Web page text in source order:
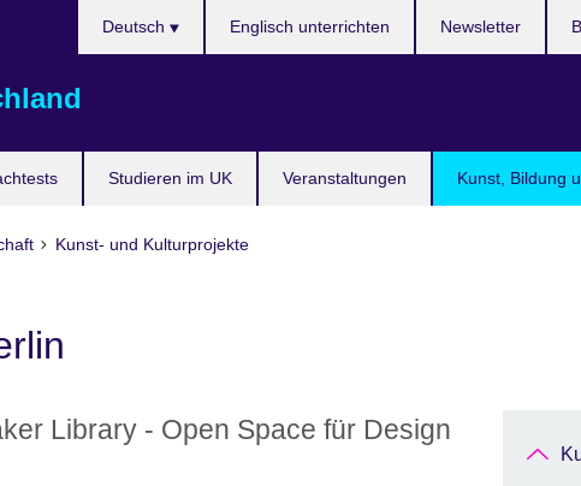
Studieren im UK Veranstaltungen Kunst, Bildung
Deutsch Englisch unterrichten Newsletter
Kunst- und Kulturprojekte
Library - Open Space für Design